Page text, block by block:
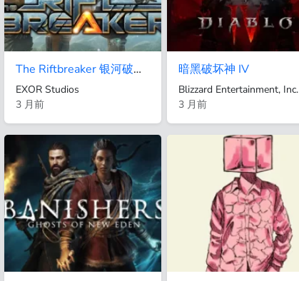
The Riftbreaker 银河破裂者
EXOR Studios
3 月前
暗黑破坏神 IV
Blizzard Entertainment, Inc.
3 月前